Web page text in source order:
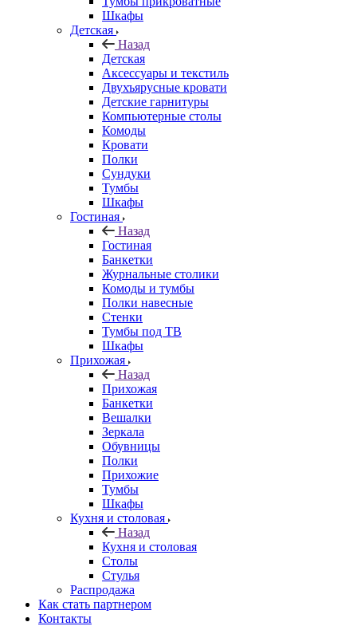
Шкафы
Детская
Назад
Детская
Аксессуары и текстиль
Двухъярусные кровати
Детские гарнитуры
Компьютерные столы
Комоды
Кровати
Полки
Сундуки
Тумбы
Шкафы
Гостиная
Назад
Гостиная
Банкетки
Журнальные столики
Комоды и тумбы
Полки навесные
Стенки
Тумбы под ТВ
Шкафы
Прихожая
Назад
Прихожая
Банкетки
Вешалки
Зеркала
Обувницы
Полки
Прихожие
Тумбы
Шкафы
Кухня и столовая
Назад
Кухня и столовая
Столы
Стулья
Распродажа
Как стать партнером
Контакты